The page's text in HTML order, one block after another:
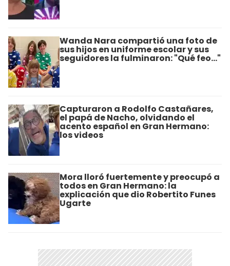
Wanda Nara compartió una foto de
sus hijos en uniforme escolar y sus
seguidores la fulminaron: "Qué feo..."
Capturaron a Rodolfo Castañares,
el papá de Nacho, olvidando el
acento español en Gran Hermano:
los videos
Mora lloró fuertemente y preocupó a
todos en Gran Hermano: la
explicación que dio Robertito Funes
Ugarte